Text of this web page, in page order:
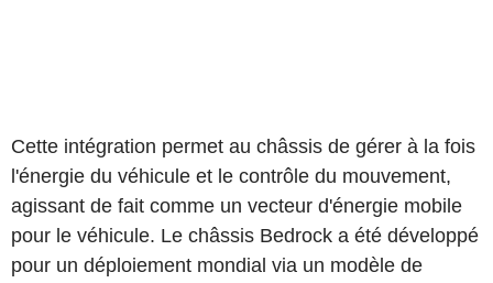
Cette intégration permet au châssis de gérer à la fois
l'énergie du véhicule et le contrôle du mouvement,
agissant de fait comme un vecteur d'énergie mobile
pour le véhicule. Le châssis Bedrock a été développé
pour un déploiement mondial via un modèle de